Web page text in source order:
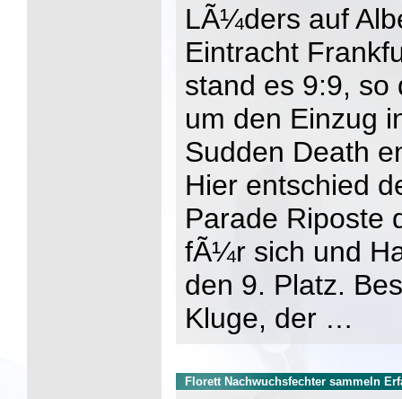
LÃ¼ders auf
Eintracht
stand es 9:9, so
um den Einzug
Sudden Death
Hier entschied
Parade Riposte
fÃ¼r sich und
den 9. Platz.
Kluge, der …
Florett Nachwuchsfechter sammeln